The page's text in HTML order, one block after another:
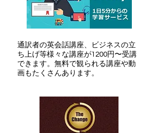
​通訳者の英会話講座、ビジネスの立
ち上げ等様々な講座が1200円〜受講
できます。無料で観られる講座や動
画もたくさんあります。